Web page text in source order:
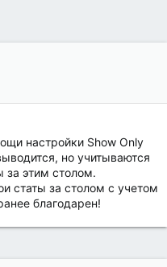
настройки Show Only
но учитываются
за этим столом.
статы за столом с учетом
благодарен!